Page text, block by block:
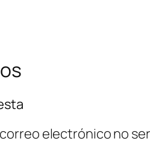
electrónico no